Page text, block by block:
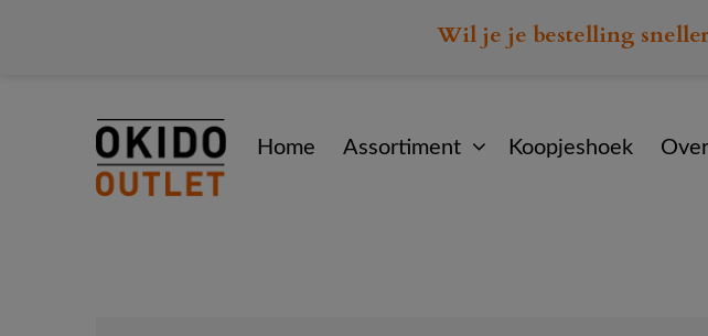
Wil je je bestelling
Home Assortiment Koopjeshoek